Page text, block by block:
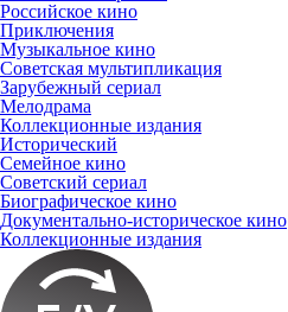
Российское кино
Приключения
Музыкальное кино
Советская мультипликация
Зарубежный сериал
Мелодрама
Коллекционные издания
Исторический
Семейное кино
Советский сериал
Биографическое кино
Документально-историческое кино
Коллекционные издания